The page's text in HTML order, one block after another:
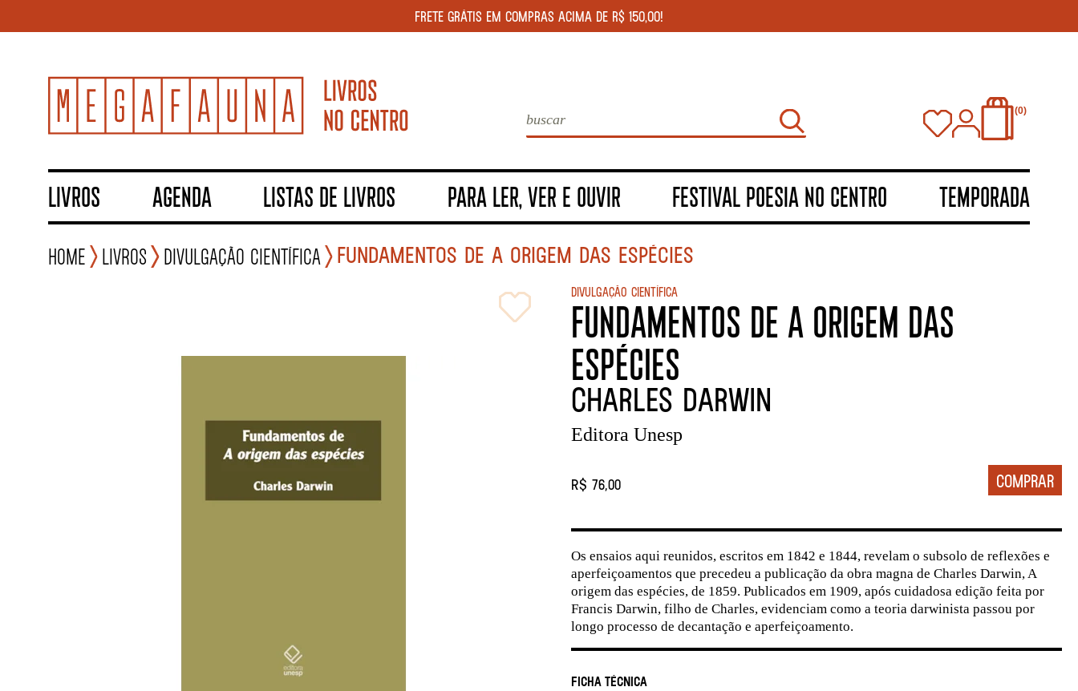
FRETE GRÁTIS EM COMPRAS ACIMA DE R$ 150,00!
0
LIVROS AGENDA LISTAS DE LIVROS PARA LER, VER E OUVIR FESTIVAL POESIA NO CENTRO TEMPORADA
Home Livros Divulgação científica FUNDAMENTOS DE A ORIGEM DAS ESPÉCIES
Divulgação científica
FUNDAMENTOS DE A ORIGEM DAS
ESPÉCIES
Charles Darwin
Editora Unesp
R$ 76,00
Ficha Técnica
Os ensaios aqui reunidos, escritos em 1842 e 1844, revelam o subsolo de reflexões e
aperfeiçoamentos que precedeu a publicação da obra magna de Charles Darwin, A
origem das espécies, de 1859. Publicados em 1909, após cuidadosa edição feita por
Francis Darwin, filho de Charles, evidenciam como a teoria darwinista passou por
longo processo de decantação e aperfeiçoamento.